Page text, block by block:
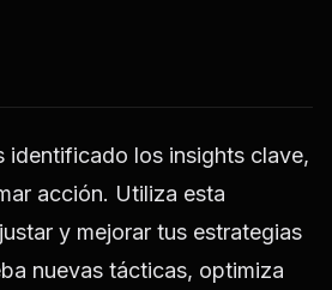
identificado los insights clave,
acción. Utiliza esta
y mejorar tus estrategias
nuevas tácticas, optimiza